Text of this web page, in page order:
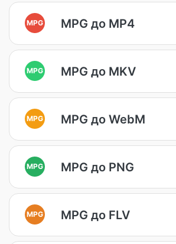
MPG MPG до MP4
MPG MPG до MKV
MPG MPG до WebM
MPG MPG до PNG
MPG MPG до FLV